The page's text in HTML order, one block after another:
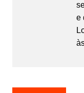
e